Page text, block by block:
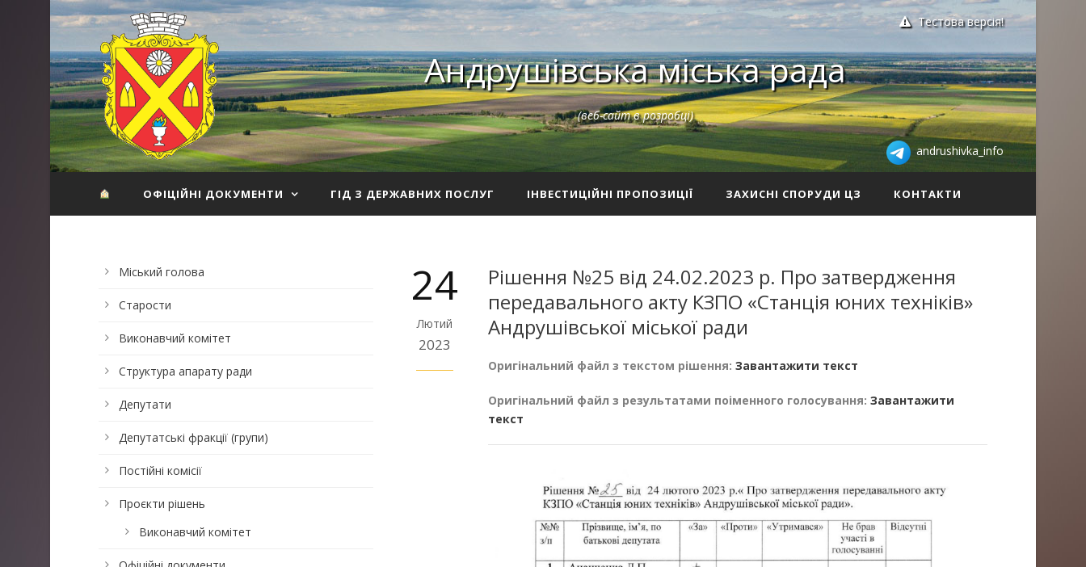
Тестова версія!
Андрушівська міська рада
(веб-сайт в розробці)
andrushivka_info
ОФІЦІЙНІ ДОКУМЕНТИ ГІД З ДЕРЖАВНИХ ПОСЛУГ ІНВЕСТИЦІЙНІ ПРОПОЗИЦІЇ ЗАХИСНІ СПОРУДИ ЦЗ КОНТАКТИ
24
Лютий
2023
Рішення №25 від 24.02.2023 р. Про затвердження
передавального акту КЗПО «Станція юних техніків»
Андрушівської міської ради
Оригінальний файл з текстом рішення: Завантажити текст
Оригінальний файл з результатами поіменного голосування: Завантажити
текст
Міський голова
Старости
Виконавчий комітет
Структура апарату ради
Депутати
Депутатські фракції (групи)
Постійні комісії
Проєкти рішень
Виконавчий комітет